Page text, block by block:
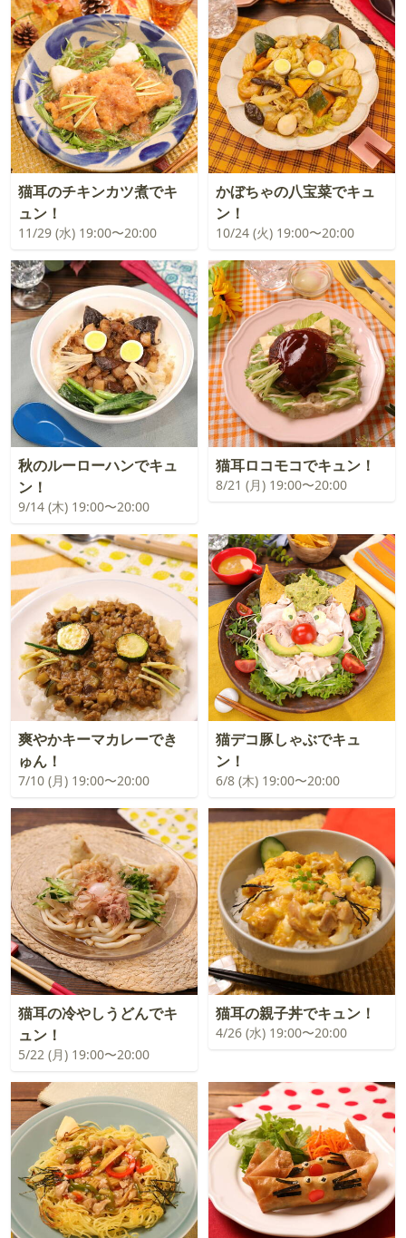
猫耳のチキンカツ煮でキ
ュン！
11/29 (水) 19:00〜20:00
かぼちゃの八宝菜でキュ
ン！
10/24 (火) 19:00〜20:00
秋のルーローハンでキュ
ン！
9/14 (木) 19:00〜20:00
猫耳ロコモコでキュン！
8/21 (月) 19:00〜20:00
爽やかキーマカレーでき
ゅん！
7/10 (月) 19:00〜20:00
猫デコ豚しゃぶでキュ
ン！
6/8 (木) 19:00〜20:00
猫耳の冷やしうどんでキ
ュン！
5/22 (月) 19:00〜20:00
猫耳の親子丼でキュン！
4/26 (水) 19:00〜20:00